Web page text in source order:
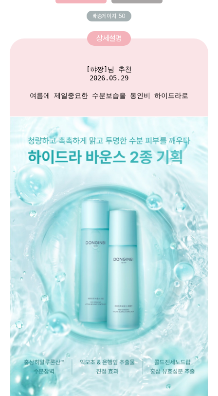
배송게이지 50
상세설명
[햐짱]님 추천
2026.05.29
여름에 제일중요한 수분보습을 동인비 하이드라로